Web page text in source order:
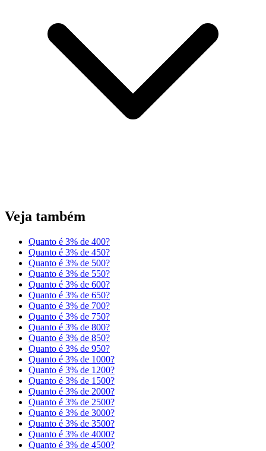
Veja também
Quanto é 3% de 400?
Quanto é 3% de 450?
Quanto é 3% de 500?
Quanto é 3% de 550?
Quanto é 3% de 600?
Quanto é 3% de 650?
Quanto é 3% de 700?
Quanto é 3% de 750?
Quanto é 3% de 800?
Quanto é 3% de 850?
Quanto é 3% de 950?
Quanto é 3% de 1000?
Quanto é 3% de 1200?
Quanto é 3% de 1500?
Quanto é 3% de 2000?
Quanto é 3% de 2500?
Quanto é 3% de 3000?
Quanto é 3% de 3500?
Quanto é 3% de 4000?
Quanto é 3% de 4500?